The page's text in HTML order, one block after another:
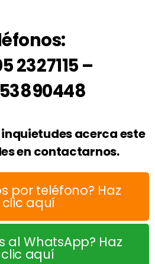
2327115 –
inquietudes acerca este
en contactarnos.
por teléfono? Haz
clic aquí
al WhatsApp? Haz
clic aquí